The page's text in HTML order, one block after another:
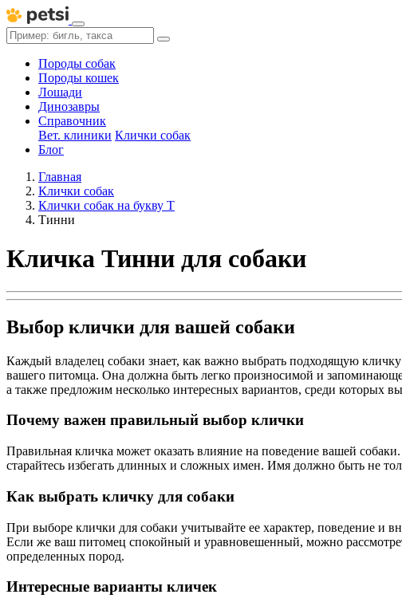
Породы собак
Породы кошек
Лошади
Динозавры
Справочник
Вет. клиники Клички собак
Блог
Главная
Клички собак
Клички собак на букву Т
Тинни
Кличка Тинни для собаки
Выбор клички для вашей собаки
Каждый владелец собаки знает, как важно выбрать подходящую
вашего питомца. Она должна быть легко произносимой и
а также предложим несколько интересных вариантов, среди
Почему важен правильный выбор клички
Правильная кличка может оказать влияние на поведение вашей
старайтесь избегать длинных и сложных имен. Имя должно быть не
Как выбрать кличку для собаки
При выборе клички для собаки учитывайте ее характер, поведение и
Если же ваш питомец спокойный и уравновешенный, можно
определенных пород.
Интересные варианты кличек